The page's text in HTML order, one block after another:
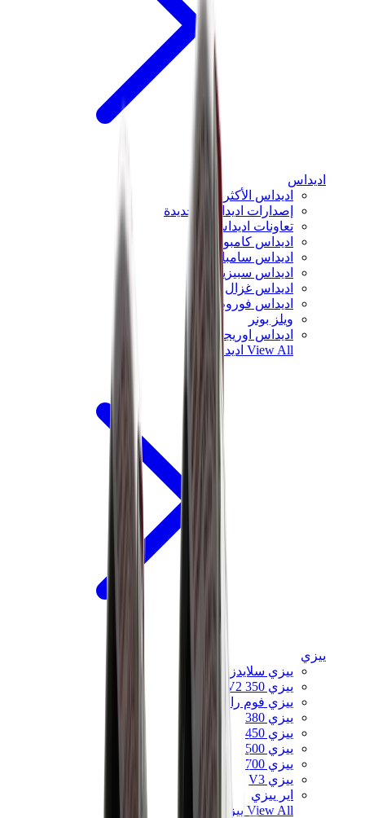
اديداس
اديداس الأكثر مبيعاً
إصدارات اديداس الجديدة
تعاونات اديداس
اديداس كامبوس
اديداس سامبا
اديداس سبيزيال
اديداس غزال
اديداس فوروم لو
ويلز بونر
اديداس اوريجينالز
View All اديداس
ييزي
ييزي سلايدز
ييزي 350 V2
ييزي فوم رانر
ييزي 380
ييزي 450
ييزي 500
ييزي 700
ييزي V3
اير ييزي
View All ييزي